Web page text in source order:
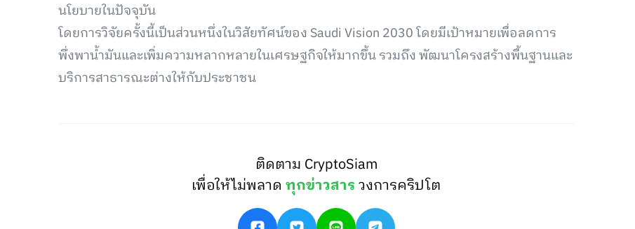
นโยบายในปัจจุบัน
โดยการวิจัยครั้งนี้เป็นส่วนหนึ่งในวิสัยทัศน์ของ Saudi Vision 2030 โดยมีเป้าหมายเพื่อลดการ
พึ่งพาน้ำมันและเพิ่มความหลากหลายในเศรษฐกิจให้มากขึ้น รวมถึง พัฒนาโครงสร้างพื้นฐานและ
บริการสาธารณะต่างให้กับประชาชน
ติดตาม CryptoSiam
เพื่อให้ไม่พลาดทุกข่าวสารวงการคริปโต